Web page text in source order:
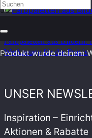
Produktwurde deinem
Farbpaletten aus Bildern:
Werkzeuge für die Praxis
UNSER
Inspiration –
Aktionen & Rabatte